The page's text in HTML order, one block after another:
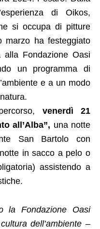
di Oikos,
si occupa di pitture
marzo ha festeggiato
Fondazione Oasi
un programma di
e a un modo
venerdì 21
all’Alba”, una notte
San Bartolo con
in sacco a pelo o
assistendo a
la Fondazione Oasi
dell’ambiente –